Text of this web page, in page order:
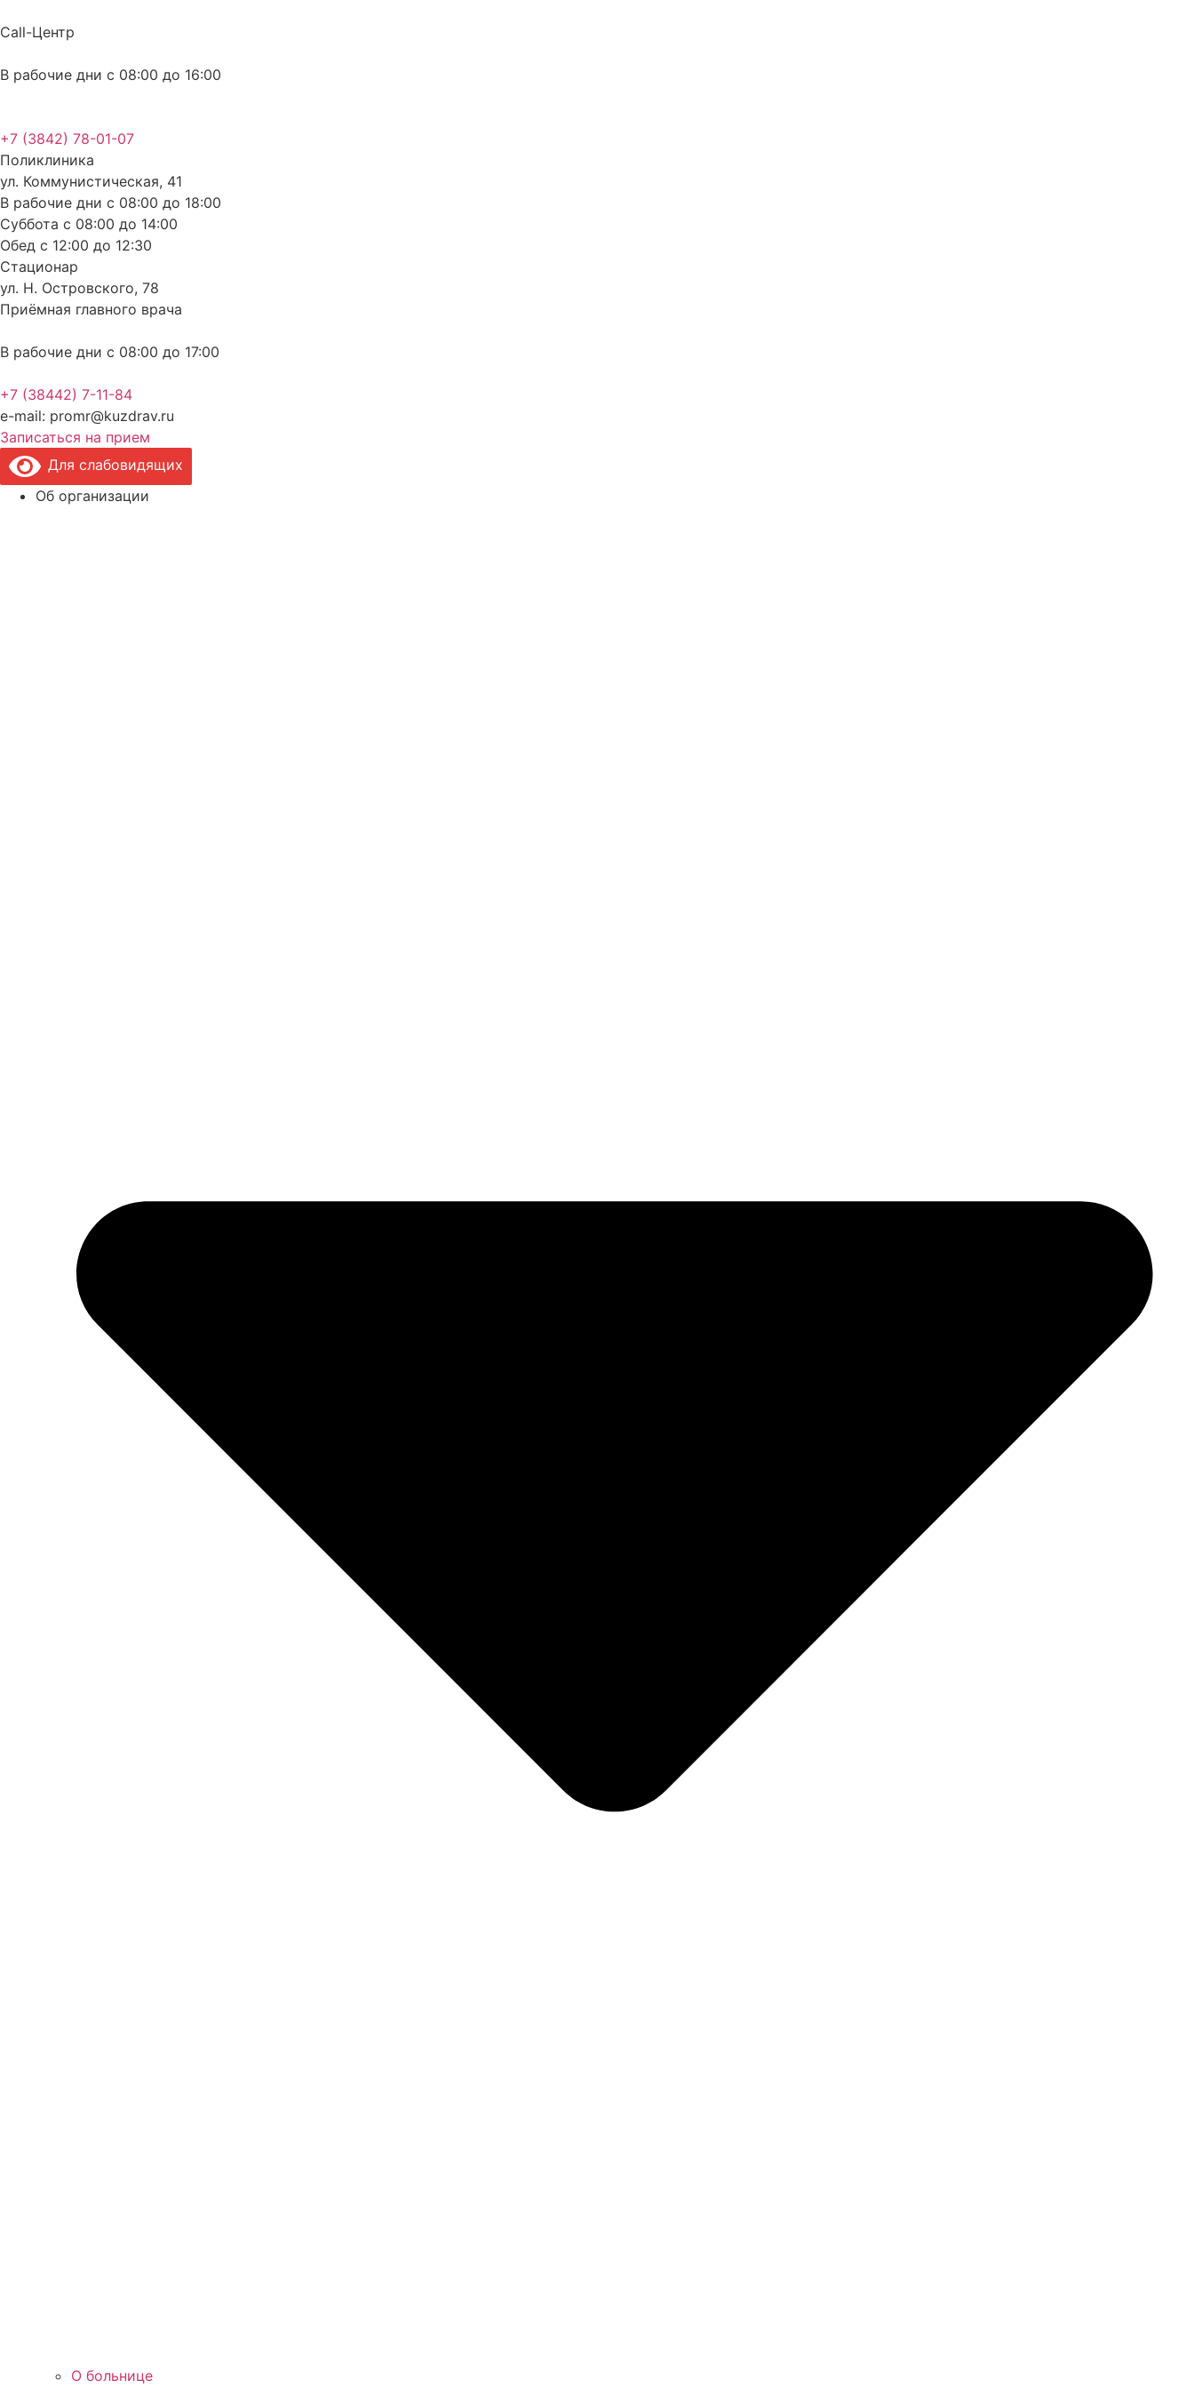
к
Call-Центр
В рабочие дни с 08:00 до 16:00
+7 (3842) 78-01-07
Поликлиника
ул. Коммунистическая, 41
В рабочие дни с 08:00 до 18:00
Суббота с 08:00 до 14:00
Обед с 12:00 до 12:30
Стационар
ул. Н. Островского, 78
Приёмная главного врача
В рабочие дни с 08:00 до 17:00
+7 (38442) 7-11-84
e-mail: promr@kuzdrav.ru
Записаться на прием
Для слабовидящих
Об организации
О больнице